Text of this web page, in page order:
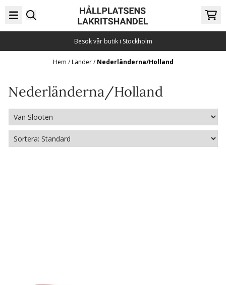
Hoppa till innehåll
Besök vår butik i Stockholm
Hem /Länder/ Nederländerna/Holland
Nederländerna/Holland